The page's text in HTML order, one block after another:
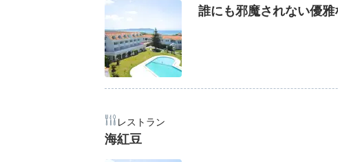
誰にも邪魔されない優
レストラン
海紅豆